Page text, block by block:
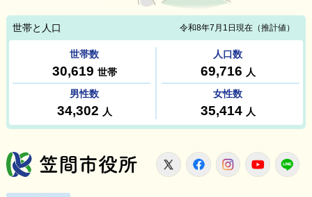
笠間市役所
X FacebookInstagram